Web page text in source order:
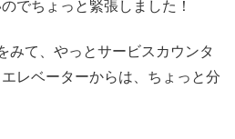
でちょっと緊張しました！
みて、やっとサービスカウンタ
レベーターからは、ちょっと分